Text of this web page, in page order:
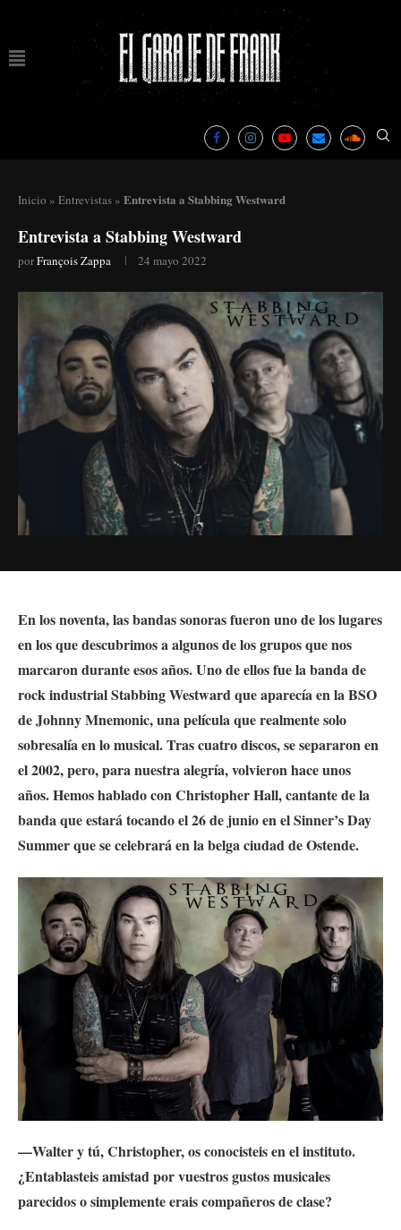
Inicio » Entrevistas » Entrevista a Stabbing Westward
Entrevista a Stabbing Westward
porFrançois Zappa 24 mayo 2022
En los noventa, las bandas sonoras fueron uno de los lugares
en los que descubrimos a algunos de los grupos que nos
marcaron durante esos años. Uno de ellos fue la banda de
rock industrial Stabbing Westward que aparecía en la BSO
de Johnny Mnemonic, una película que realmente solo
sobresalía en lo musical. Tras cuatro discos, se separaron en
el 2002, pero, para nuestra alegría, volvieron hace unos
años. Hemos hablado con Christopher Hall, cantante de la
banda que estará tocando el 26 de junio en el Sinner’s Day
Summer que se celebrará en la belga ciudad de Ostende.
—Walter y tú, Christopher, os conocisteis en el instituto.
¿Entablasteis amistad por vuestros gustos musicales
parecidos o simplemente erais compañeros de clase?